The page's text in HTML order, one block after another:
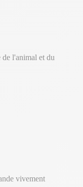
de l'animal et du
vivement